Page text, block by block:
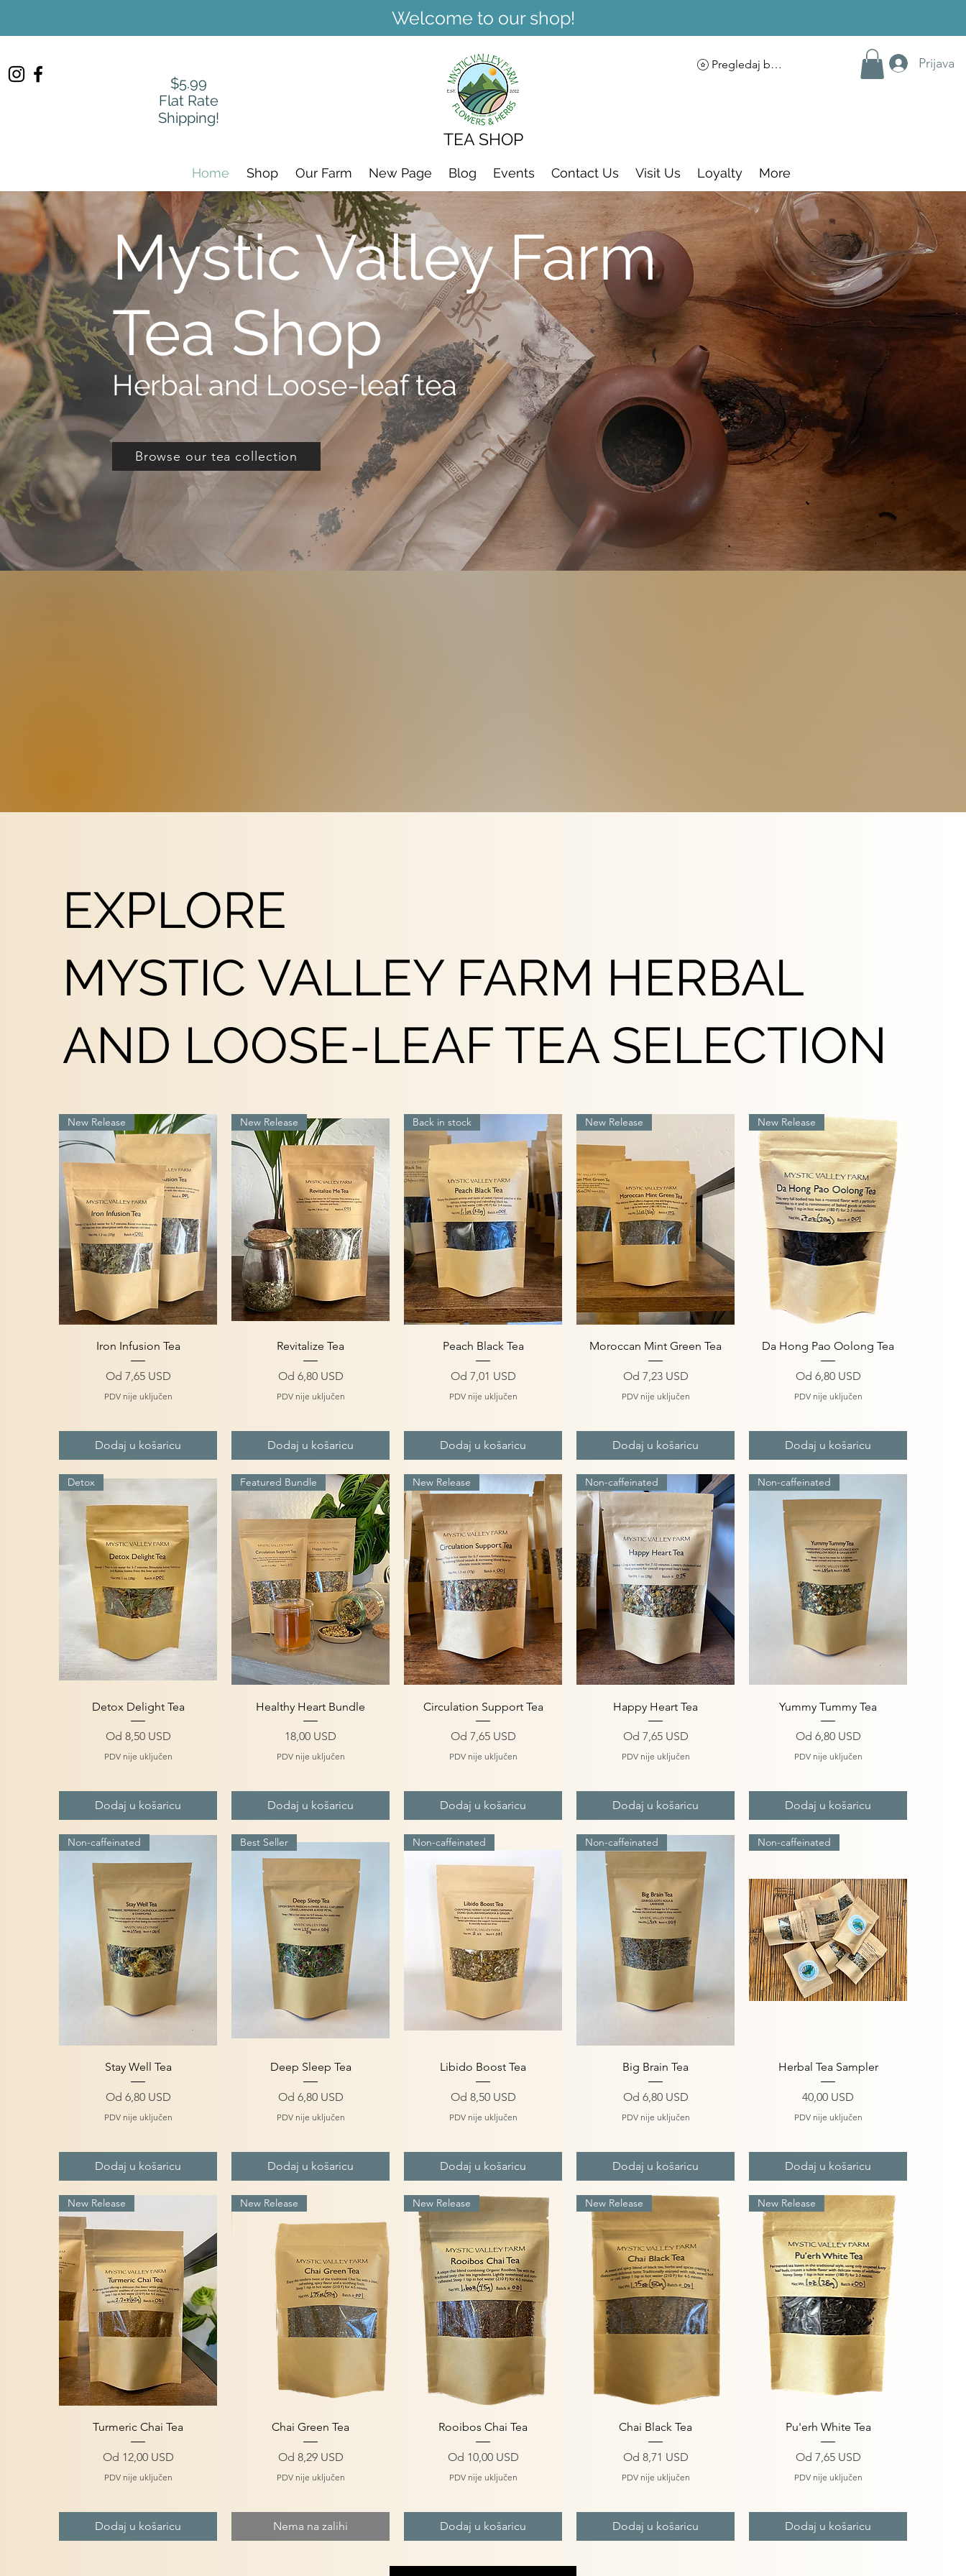
Welcome to our shop!
$5.99
Flat Rate
Shipping!
TEA SHOP
Pregledaj bodove Prijava
Home Shop Our Farm New Page Blog Events Contact Us Visit Us Loyalty More
Mystic Valley Farm
Tea Shop
Herbal and Loose-leaf tea
Browse our tea collection
EXPLORE
MYSTIC VALLEY FARM HERBAL
AND LOOSE-LEAF TEA SELECTION
Brzi pregled
New Release
Iron Infusion Tea
Od 7,65 USD
Cijena s popustom
PDV nije uključen
Dodaj u košaricu
Brzi pregled
New Release
Revitalize Tea
Od 6,80 USD
Cijena s popustom
PDV nije uključen
Dodaj u košaricu
Brzi pregled
Back in stock
Peach Black Tea
Od 7,01 USD
Cijena s popustom
PDV nije uključen
Dodaj u košaricu
Brzi pregled
New Release
Moroccan Mint Green Tea
Od 7,23 USD
Cijena s popustom
PDV nije uključen
Dodaj u košaricu
Brzi pregled
New Release
Da Hong Pao Oolong Tea
Od 6,80 USD
Cijena s popustom
PDV nije uključen
Dodaj u košaricu
Brzi pregled
Detox
Detox Delight Tea
Od 8,50 USD
Cijena s popustom
PDV nije uključen
Dodaj u košaricu
Brzi pregled
Featured Bundle
Healthy Heart Bundle
Cijena
18,00 USD
PDV nije uključen
Dodaj u košaricu
Brzi pregled
New Release
Circulation Support Tea
Od 7,65 USD
Cijena s popustom
PDV nije uključen
Dodaj u košaricu
Brzi pregled
Non-caffeinated
Happy Heart Tea
Od 7,65 USD
Cijena s popustom
PDV nije uključen
Dodaj u košaricu
Brzi pregled
Non-caffeinated
Yummy Tummy Tea
Od 6,80 USD
Cijena s popustom
PDV nije uključen
Dodaj u košaricu
Brzi pregled
Non-caffeinated
Stay Well Tea
Od 6,80 USD
Cijena s popustom
PDV nije uključen
Dodaj u košaricu
Brzi pregled
Best Seller
Deep Sleep Tea
Od 6,80 USD
Cijena s popustom
PDV nije uključen
Dodaj u košaricu
Brzi pregled
Non-caffeinated
Libido Boost Tea
Od 8,50 USD
Cijena s popustom
PDV nije uključen
Dodaj u košaricu
Brzi pregled
Non-caffeinated
Big Brain Tea
Od 6,80 USD
Cijena s popustom
PDV nije uključen
Dodaj u košaricu
Brzi pregled
Non-caffeinated
Herbal Tea Sampler
Cijena
40,00 USD
PDV nije uključen
Dodaj u košaricu
Brzi pregled
New Release
Turmeric Chai Tea
Od 12,00 USD
Cijena s popustom
PDV nije uključen
Dodaj u košaricu
Brzi pregled
New Release
Chai Green Tea
Od 8,29 USD
Cijena s popustom
PDV nije uključen
Nema na zalihi
Brzi pregled
New Release
Rooibos Chai Tea
Od 10,00 USD
Cijena s popustom
PDV nije uključen
Dodaj u košaricu
Brzi pregled
New Release
Chai Black Tea
Od 8,71 USD
Cijena s popustom
PDV nije uključen
Dodaj u košaricu
Brzi pregled
New Release
Pu'erh White Tea
Od 7,65 USD
Cijena s popustom
PDV nije uključen
Dodaj u košaricu